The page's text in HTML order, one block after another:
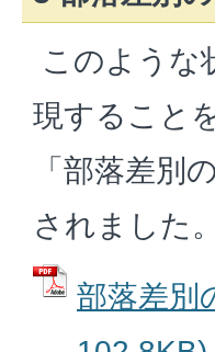
このような
現すること
「部落差別
されました。
部落差別